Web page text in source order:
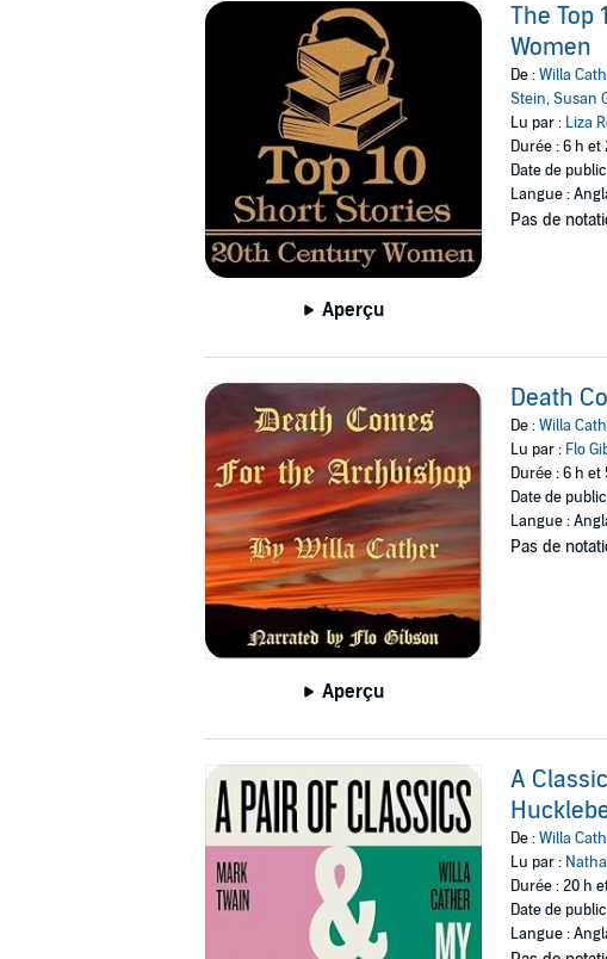
Aperçu
The Top
Women
De :Willa
Stein,Susan
Lu par : Liza
Durée : 6 h et
Date de
Langue :
Pas de
Aperçu
Death
De :Willa
Lu par : Flo
Durée : 6 h et
Date de
Langue :
Pas de
A
De :Willa
Lu par :
Durée : 20 h
Date de
Langue :